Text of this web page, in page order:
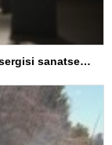
Kuşadası’nda “Dünya Hâlâ Çiçek Açıyor” sergisi sanatseverlerle buluşuyor